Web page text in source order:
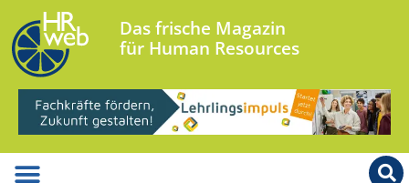
Das frische Magazin
für Human Resources